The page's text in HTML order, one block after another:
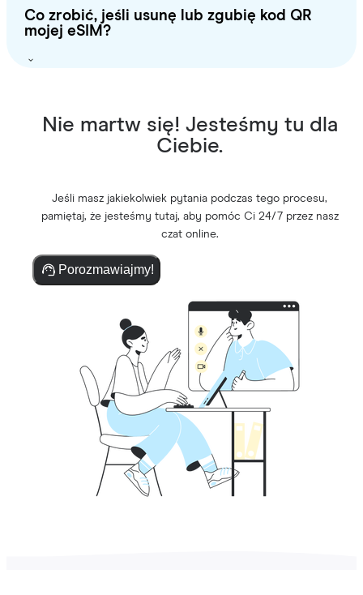
Co zrobić, jeśli usunę lub zgubię kod QR
mojej eSIM?
Nie martw się! Jesteśmy tu dla
Ciebie.
Jeśli masz jakiekolwiek pytania podczas tego procesu,
pamiętaj, że jesteśmy tutaj, aby pomóc Ci 24/7 przez nasz
czat online.
Porozmawiajmy!